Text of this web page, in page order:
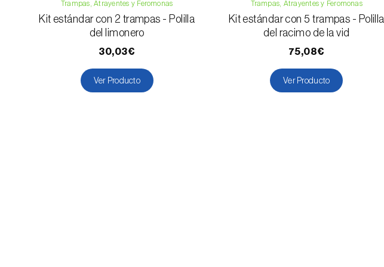
Trampas, Atrayentes y Feromonas
Kit estándar con 2 trampas - Polilla
del limonero
30,03€
Ver Producto
Trampas, Atrayentes y Feromonas
Kit estándar con 5 trampas - Polilla
del racimo de la vid
75,08€
Ver Producto